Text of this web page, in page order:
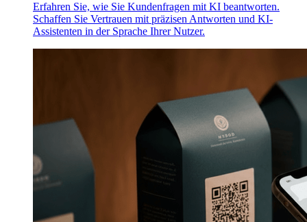
Erfahren Sie, wie Sie Kundenfragen mit KI beantworten.
Schaffen Sie Vertrauen mit präzisen Antworten und KI-
Assistenten in der Sprache Ihrer Nutzer.